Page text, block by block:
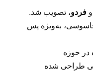
و فردو، تصویب شد.
به‌ویژه پس
در حوزه
طراحی شده